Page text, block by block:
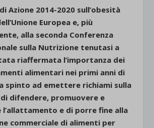
Azione 2014-2020 sull’obesità
Europea e, più
alla seconda Conferenza
sulla Nutrizione tenutasi a
riaffermata l’importanza dei
alimentari nei primi anni di
spinto ad emettere richiami sulla
difendere, promuovere e
l’allattamento e di porre fine alla
commerciale di alimenti per